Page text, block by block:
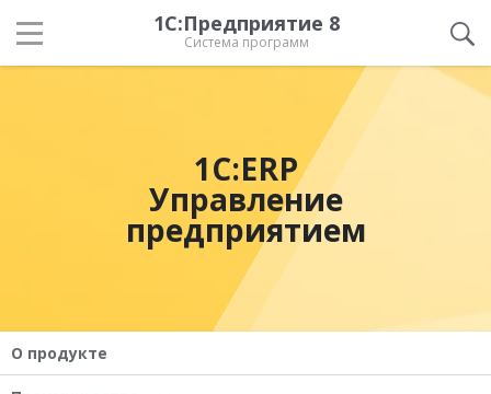
1С:Предприятие 8
Система программ
1С:ERP
Управление
предприятием
О продукте